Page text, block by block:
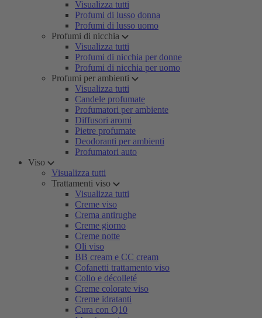
Visualizza tutti
Profumi di lusso donna
Profumi di lusso uomo
Profumi di nicchia
Visualizza tutti
Profumi di nicchia per donne
Profumi di nicchia per uomo
Profumi per ambienti
Visualizza tutti
Candele profumate
Profumatori per ambiente
Diffusori aromi
Pietre profumate
Deodoranti per ambienti
Profumatori auto
Viso
Visualizza tutti
Trattamenti viso
Visualizza tutti
Creme viso
Crema antirughe
Creme giorno
Creme notte
Oli viso
BB cream e CC cream
Cofanetti trattamento viso
Collo e décolleté
Creme colorate viso
Creme idratanti
Cura con Q10